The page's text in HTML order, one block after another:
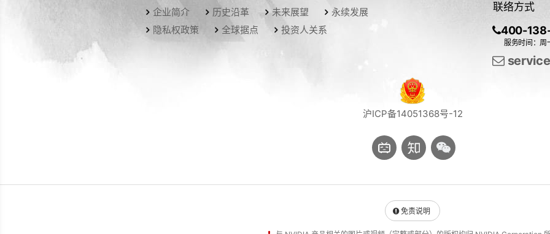
企业简介 历史沿革 未来展望
永续发展
隐私权政策
全球据点 投资人关系
联络方式
400-
服务时间：周
沪ICP备14051368号-12
免责说明